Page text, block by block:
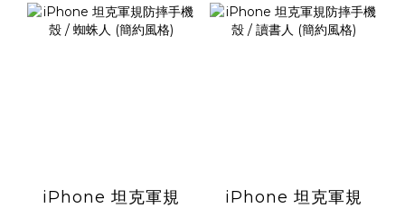
iPhone 坦克軍規
iPhone 坦克軍規